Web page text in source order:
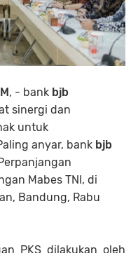
, - bank bjb
sinergi dan
untuk
anyar, bank bjb
Mabes TNI, di
Bandung, Rabu
PKS dilakukan oleh